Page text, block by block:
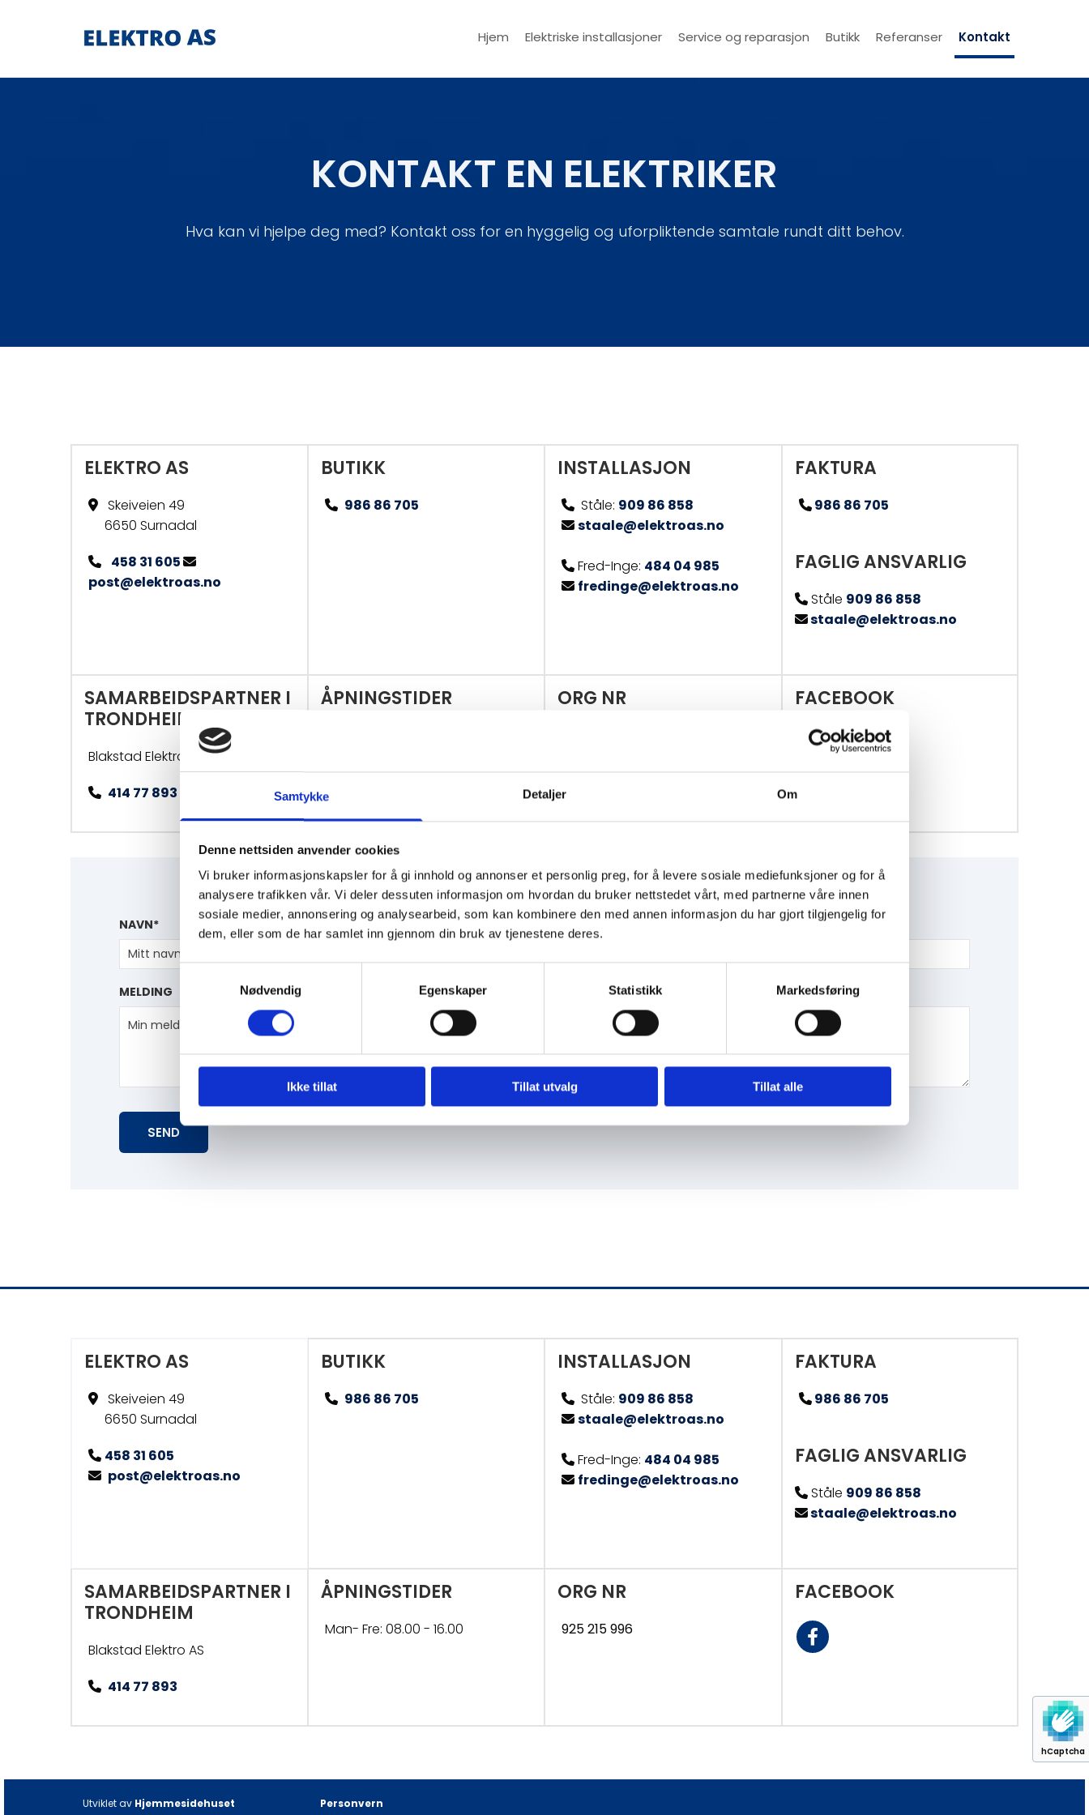
Samtykke Detaljer Om
Denne nettsiden anvender cookies
Vi bruker informasjonskapsler for å gi innhold og annonser et personlig preg, for å levere sosiale mediefunksjoner og for å
analysere trafikken vår. Vi deler dessuten informasjon om hvordan du bruker nettstedet vårt, med partnerne våre innen
sosiale medier, annonsering og analysearbeid, som kan kombinere den med annen informasjon du har gjort tilgjengelig for
dem, eller som de har samlet inn gjennom din bruk av tjenestene deres.
Samtykkevalg
Nødvendig
Egenskaper Statistikk Markedsføring
Ikke tillat Tillat utvalg Tillat alle
Hjem Elektriske installasjoner Service og reparasjon Butikk Referanser Kontakt
KONTAKT EN ELEKTRIKER
Hva kan vi hjelpe deg med? Kontakt oss for en hyggelig og uforpliktende samtale rundt ditt behov.
ELEKTRO AS

Skeiveien 49
6650 Surnadal
 458 31 605 
post@elektroas.no
BUTIKK
 986 86 705
INSTALLASJON
 Ståle: 909 86 858
 staale@elektroas.no
 Fred-Inge: 484 04 985
 fredinge@elektroas.no
FAKTURA
986 86 705
FAGLIG ANSVARLIG
Ståle 909 86 858
staale@elektroas.no
SAMARBEIDSPARTNER I
TRONDHEIM
Blakstad Elektro AS
 414 77 893
ÅPNINGSTIDER ORG NR FACEBOOK
NAVN* TELEFON* E-POST*
MELDING
hCaptcha
ELEKTRO AS

Skeiveien 49
6650 Surnadal
 458 31 605
 post@elektroas.no
BUTIKK
 986 86 705
INSTALLASJON
 Ståle: 909 86 858
 staale@elektroas.no
 Fred-Inge: 484 04 985
 fredinge@elektroas.no
FAKTURA
986 86 705
FAGLIG ANSVARLIG
Ståle 909 86 858
staale@elektroas.no
SAMARBEIDSPARTNER I
TRONDHEIM
Blakstad Elektro AS
 414 77 893
ÅPNINGSTIDER
Man- Fre: 08.00 - 16.00
ORG NR
925 215 996
FACEBOOK
Utviklet av Hjemmesidehuset Personvern